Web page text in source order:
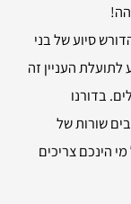
סיוע של בני
העניין זה
בדורנו
שורות של
הינכם צריכים